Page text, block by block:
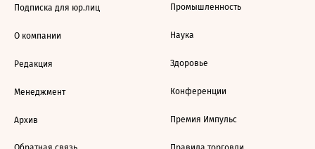
Подписка для юр.лиц
О компании
Редакция
Менеджмент
Архив
Промышленность
Наука
Здоровье
Конференции
Премия Импульс